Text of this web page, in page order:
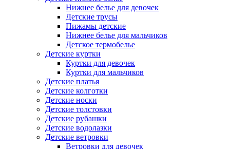
Нижнее белье для девочек
Детские трусы
Пижамы детские
Нижнее белье для мальчиков
Детское термобелье
Детские куртки
Куртки для девочек
Куртки для мальчиков
Детские платья
Детские колготки
Детские носки
Детские толстовки
Детские рубашки
Детские водолазки
Детские ветровки
Ветровки для девочек